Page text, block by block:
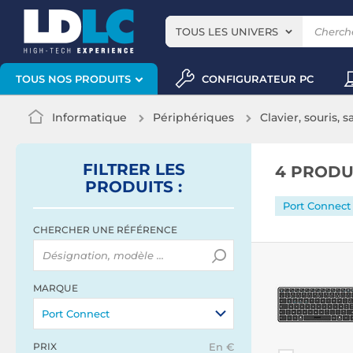
TOUS LES UNIVERS
TOUS NOS PRODUITS CONFIGURATEUR PC
Informatique Périphériques Clavier, souris,
FILTRER LES
PRODUITS :
CHERCHER UNE RÉFÉRENCE
MARQUE
Port Connect
PRIX En €
4
Port Connect